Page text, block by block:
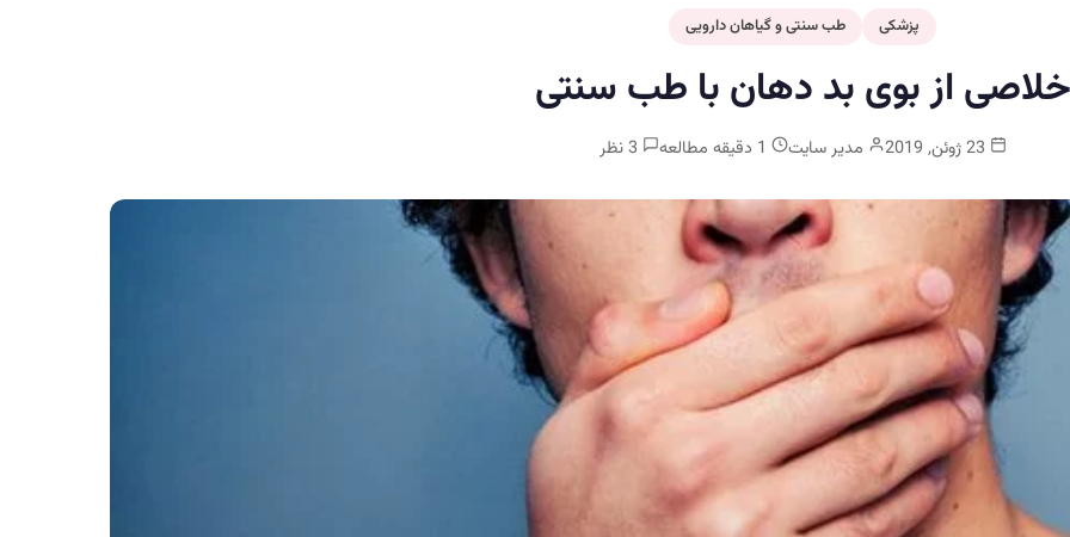
پزشکی طب سنتی و گیاهان دارویی
خلاصی از بوی بد دهان با طب سنتی
مدیر سایت